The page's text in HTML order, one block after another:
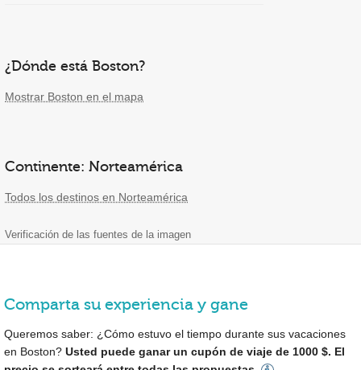
¿Dónde está Boston?
Mostrar Boston en el mapa
Continente: Norteamérica
Todos los destinos en Norteamérica
Verificación de las fuentes de la imagen
Comparta su experiencia y gane
Queremos saber: ¿Cómo estuvo el tiempo durante sus vacaciones
en Boston? Usted puede ganar un cupón de viaje de 1000 $. El